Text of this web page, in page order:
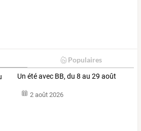
Populaires
Un été avec BB, du 8 au 29 août
2 août 2026